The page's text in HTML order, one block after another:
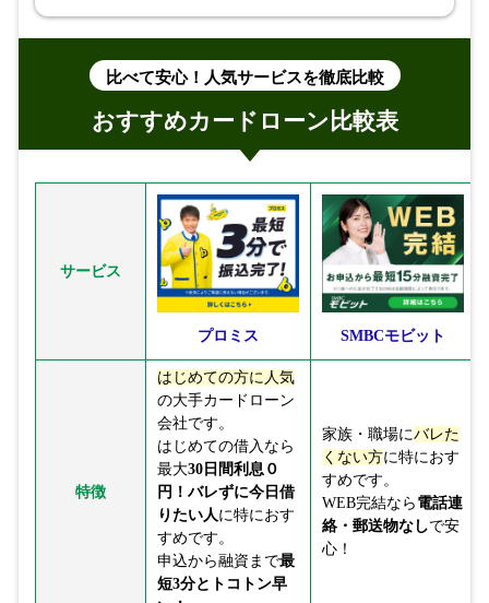
比べて安心！人気サービスを徹底比較
おすすめカードローン比較表
サービス
プロミス SMBCモビット
特徴
はじめての方に人気
の大手カードローン
会社です。
はじめての借入なら
最大30日間利息０
円！ バレずに今日借
りたい人 に特におす
すめです。
申込から融資まで最
短3分とトコトン早
家族・職場にバレた
くない方に特におす
すめです。
WEB完結なら 電話連
絡・郵送物なしで安
心！